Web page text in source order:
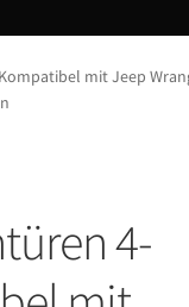
mit Jeep
4-